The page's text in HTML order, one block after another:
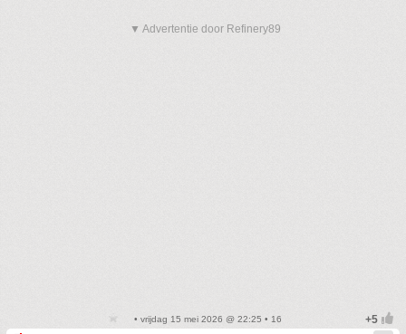
▼ Advertentie door Refinery89
• vrijdag 15 mei 2026 @ 22:25 • 16